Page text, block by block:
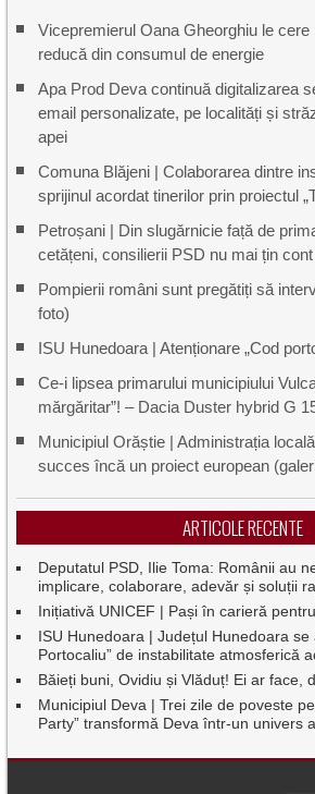
Vicepremierul Oana Gheorghiu le
reducă din consumul de energie
Apa Prod Deva continuă digitalizarea
email personalizate, pe localități și
apei
Comuna Blăjeni | Colaborarea dintre
sprijinul acordat tinerilor prin proiectul
Petroșani | Din slugărnicie față de
cetățeni, consilierii PSD nu mai țin
Pompierii români sunt pregătiți să
foto)
ISU Hunedoara | Atenționare „Cod
Ce-i lipsea primarului municipiului
mărgăritar”! – Dacia Duster hybrid G
Municipiul Orăștie | Administrația
succes încă un proiect european
ARTICOLE RECENTE
Deputatul PSD, Ilie Toma: Românii au
implicare, colaborare, adevăr și soluții
Inițiativă UNICEF | Pași în carieră
ISU Hunedoara | Județul Hunedoara se
Portocaliu” de instabilitate atmosferică
Băieți buni, Ovidiu și Vlăduț! Ei ar face,
Municipiul Deva | Trei zile de poveste
Party” transformă Deva într-un univers